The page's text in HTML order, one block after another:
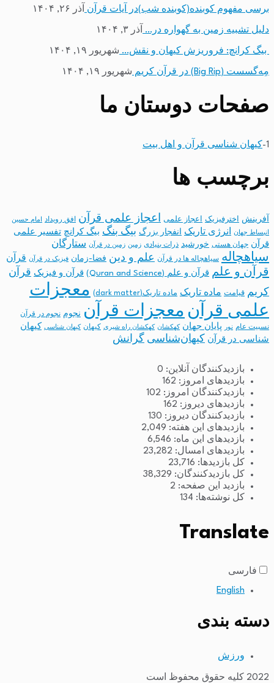
برسی مفهوم کوبنده(کوبنده شب)در آیات قرآن آذر ۲۶, ۱۴۰۴
دلیل تشبیه زمین به گهواره در… آذر ۳, ۱۴۰۴
بیگ کرانچ: فروریزش کیهان و نقش… شهریور ۱۹, ۱۴۰۴
مِه‌گسست (Big Rip) در قرآن کریم شهریور ۱۹, ۱۴۰۴
صفحات دوستان ما
1- کیهان شناسی قرآن و اهل بیت
برچسب ها
آفرینش اخترفیزیک اعجاز علمی اعجاز علمی قرآن افق رویداد امام حسین
انبساط جهان انرژی تاریک انفجار بزرگ بیگ بنگ بیگ کرانچ تفسیر علمی
قرآن جهان هستی خورشید ذرات بنیادی زمین زمین در قرآن ستارگان
سیاهچاله سیاهچاله ها در قرآن علم و دین فضا-زمان فیزیک در قرآن قرآن
قرآن و علم قرآن و علم (Quran and Science) قرآن و فیزیک قرآن
کریم قیامت ماده تاریک ماده تاریک(dark matter)
معجزات
علمی قرآن معجزات قرآن نجوم نجوم در قرآن
نسبیت عام نور پایان جهان کهکشان کهکشان راه شیری کیهان کیهان شناسی
کیهان
شناسی در قرآن
کیهان‌شناسی گرانش
بازدیدکنندگان آنلاین: 0
بازدیدهای امروز: 162
بازدیدکنندگان امروز: 102
بازدیدهای دیروز: 162
بازدیدکنندگان دیروز: 130
بازدیدهای این هفته: 2,049
بازدیدهای این ماه: 6,546
بازدیدهای امسال: 23,282
کل بازدیدها: 23,716
کل بازدیدکنند‌گان: 38,329
بازدید این صفحه: 2
کل نوشته‌ها: 134
Translate
فارسی
English
دسته بندی
ورزش
2022 کلیه حقوق محفوظ است